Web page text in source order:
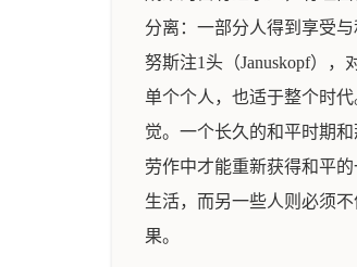
分离：一部分人得到享受
努斯注1头（Januskopf）
单个个人，也适于整个时
觉。一个长久的和平时期
劳作中才能重新获得和平
生活，而另一些人则必须
果。